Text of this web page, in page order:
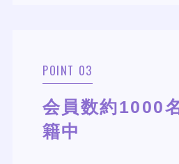
POINT 03
会員数約1000
籍中